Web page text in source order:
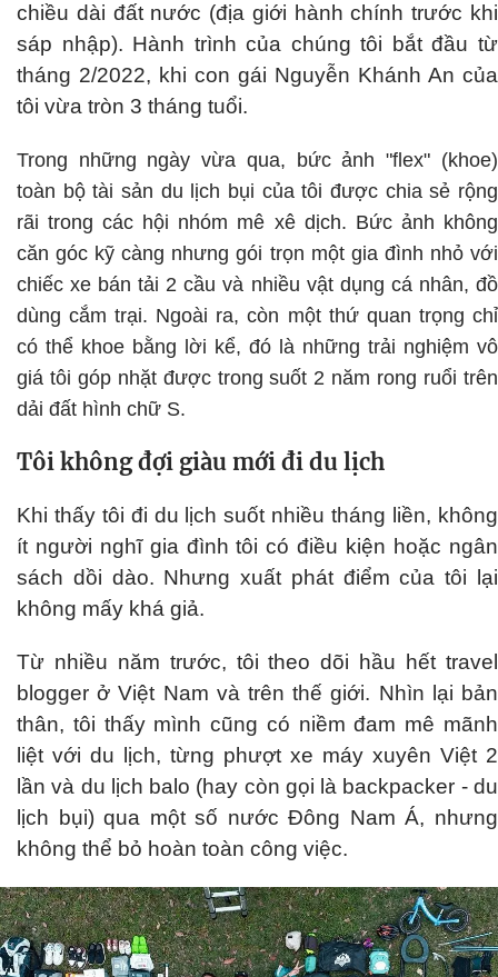
chiều dài đất nước (địa giới hành chính trước khi
sáp nhập). Hành trình của chúng tôi bắt đầu từ
tháng 2/2022, khi con gái Nguyễn Khánh An của
tôi vừa tròn 3 tháng tuổi.
Trong những ngày vừa qua, bức ảnh "flex" (khoe)
toàn bộ tài sản du lịch bụi của tôi được chia sẻ rộng
rãi trong các hội nhóm mê xê dịch. Bức ảnh không
căn góc kỹ càng nhưng gói trọn một gia đình nhỏ với
chiếc xe bán tải 2 cầu và nhiều vật dụng cá nhân, đồ
dùng cắm trại. Ngoài ra, còn một thứ quan trọng chỉ
có thể khoe bằng lời kể, đó là những trải nghiệm vô
giá tôi góp nhặt được trong suốt 2 năm rong ruổi trên
dải đất hình chữ S.
Tôi không đợi giàu mới đi du lịch
Khi thấy tôi đi du lịch suốt nhiều tháng liền, không
ít người nghĩ gia đình tôi có điều kiện hoặc ngân
sách dồi dào. Nhưng xuất phát điểm của tôi lại
không mấy khá giả.
Từ nhiều năm trước, tôi theo dõi hầu hết travel
blogger ở Việt Nam và trên thế giới. Nhìn lại bản
thân, tôi thấy mình cũng có niềm đam mê mãnh
liệt với du lịch, từng phượt xe máy xuyên Việt 2
lần và du lịch balo (hay còn gọi là backpacker - du
lịch bụi) qua một số nước Đông Nam Á, nhưng
không thể bỏ hoàn toàn công việc.